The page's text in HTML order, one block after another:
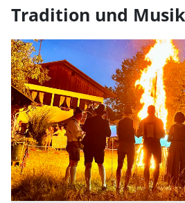
Tradition und Musik